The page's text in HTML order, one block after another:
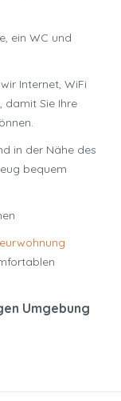
ein WC und
Internet, WiFi
damit Sie Ihre
in der Nähe des
bequem
Umgebung